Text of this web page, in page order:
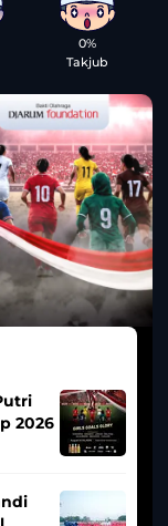
0%
Takjub
2026